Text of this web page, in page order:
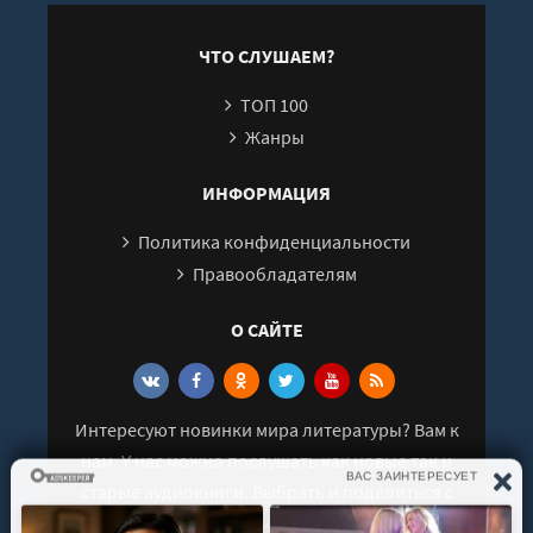
Послесловие автора
ЧТО СЛУШАЕМ?
ТОП 100
Жанры
ИНФОРМАЦИЯ
Политика конфиденциальности
Правообладателям
О САЙТЕ
Интересуют новинки мира литературы? Вам к
нам. У нас можно послушать как новые так и
старые аудиокниги. Выбрать и поделиться с
друзьями лучшими аудиокнигами!